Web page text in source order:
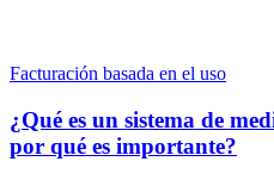
Facturación basada en el uso
¿Qué es un sistema de
por qué es importante?